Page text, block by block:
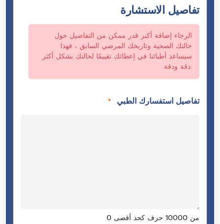
تفاصيل الاستشارة
الرجاء إضافة أكبر قدر ممكن من التفاصيل حول
حالتك الصحية وتاريخك المرضي السابق ، فهذا
سيساعد أطبائنا في إعطائك تقييمًا لحالتك بشكل أكثر
دقة ودقة.
تفاصيل استفسارك الطبي *
0 من 10000 حرف كحد أقصى